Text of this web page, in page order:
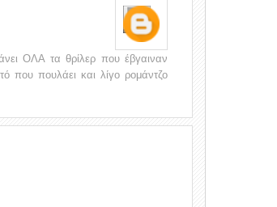
ΟΛΑ τα θρίλερ που έβγαιναν
που πουλάει και λίγο ρομάντζο